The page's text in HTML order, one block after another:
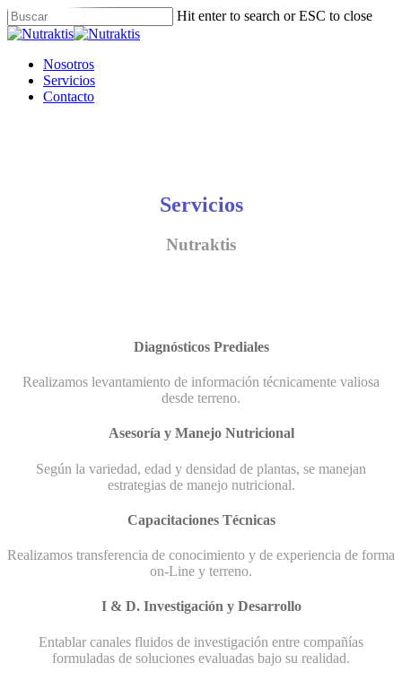
Skip
to
content
Hit enter to search or ESC to close
Close
Menu
Nosotros
Servicios
Contacto
Servicios
Nutraktis
Diagnósticos Prediales
Realizamos levantamiento de información técnicamente valiosa
desde terreno.
Asesoría y Manejo Nutricional
Según la variedad, edad y densidad de plantas, se manejan
estrategias de manejo nutricional.
Capacitaciones Técnicas
Realizamos transferencia de conocimiento y de experiencia de forma
on-Line y terreno.
I & D. Investigación y Desarrollo
Entablar canales fluidos de investigación entre compañías
formuladas de soluciones evaluadas bajo su realidad.